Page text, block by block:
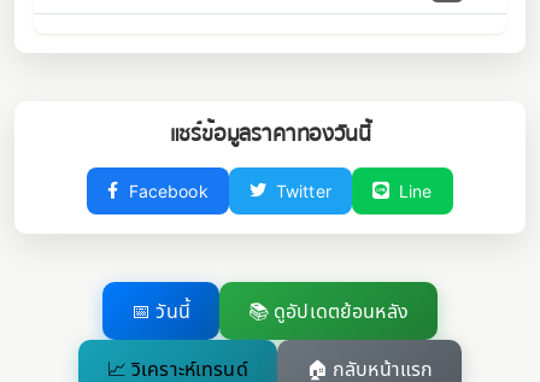
แชร์ข้อมูลราคาทองวันนี้
Facebook Twitter Line
📅 วันนี้ 📚 ดูอัปเดตย้อนหลัง
📈 วิเคราะห์เทรนด์ 🏠 กลับหน้าแรก